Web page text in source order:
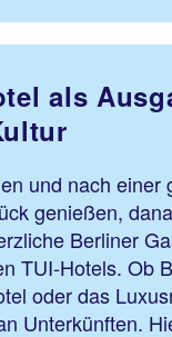
als
und nach einer
genießen,
Berliner
TUI-Hotels. Ob
oder das
Unterkünften.